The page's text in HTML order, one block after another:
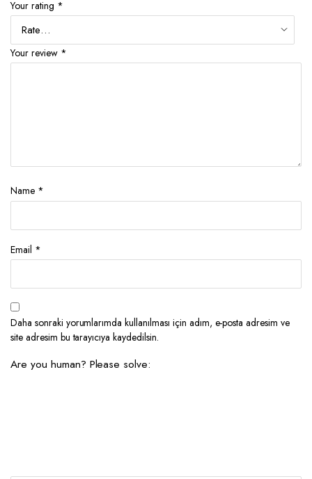
Your rating *
Your review *
Name *
Email *
Daha sonraki yorumlarımda kullanılması için adım, e-posta adresim ve
site adresim bu tarayıcıya kaydedilsin.
Are you human? Please solve: